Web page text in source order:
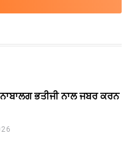
ਭਤੀਜੀ ਨਾਲ ਜਬਰ ਕਰਨ